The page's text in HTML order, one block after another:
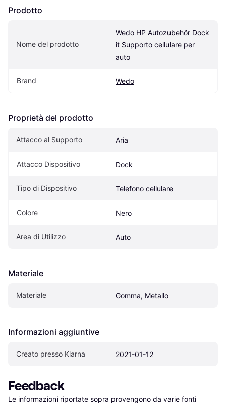
Prodotto
Nome del prodotto
Wedo HP Autozubehör Dock
it Supporto cellulare per
auto
Brand Wedo
Proprietà del prodotto
Attacco al Supporto Aria
Attacco Dispositivo Dock
Tipo di Dispositivo Telefono cellulare
Colore Nero
Area di Utilizzo Auto
Materiale
Materiale Gomma, Metallo
Informazioni aggiuntive
Creato presso Klarna 2021-01-12
Feedback
Le informazioni riportate sopra provengono da varie fonti